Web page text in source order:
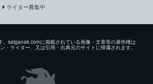
ライター募集中
。saiganak.comに掲載されている画像・文章等の著作権は
・ライター、又は引用・出典元のサイトに帰属されます。